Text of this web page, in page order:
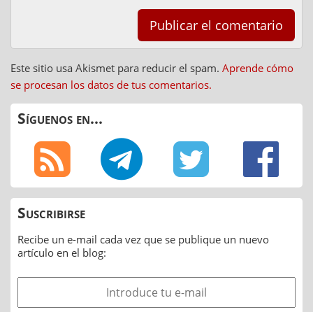
Este sitio usa Akismet para reducir el spam. Aprende cómo
se procesan los datos de tus comentarios.
Síguenos en...
Suscribirse
Recibe un e-mail cada vez que se publique un nuevo
artículo en el blog: